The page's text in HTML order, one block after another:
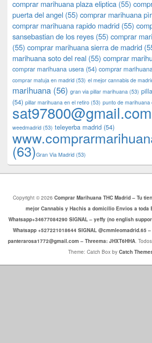
comprar marihuana plaza eliptica (55)
puerta del angel (55) comprar marihuana
comprar marihuana rapido madrid (55)
sansebastian de los reyes (55) comprar
(55) comprar marihuana sierra de madrid
marihuana soto del real (55) comprar
comprar marihuana usera (54) comprar
comprar matuja en madrid (53) el mejor cannabis de
marihuana (56) gran via pillar marihuana (53)
(54) pillar marihuana en el retiro (53) punto de marihuana
sat97800@gmail.com
weedmadrid (53) teleyerba madrid (54)
(63)​​Gran Via Madrid (53)
Copyright © 2026 Comprar Marihuana THC Madrid – Tu
mejor Cannabis y Hachis a domicilio Envios a toda
Whatsapp+34677084290 SIGNAL – yeffy (no english
Whatsapp +527221018644 SIGNAL @cmmleomadrid.65
panterarosa1772@gmail.com – Threema: JHXT6HHA.
Theme: Catch Box by Catch